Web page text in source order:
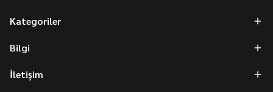
Kategoriler
Bilgi
İletişim